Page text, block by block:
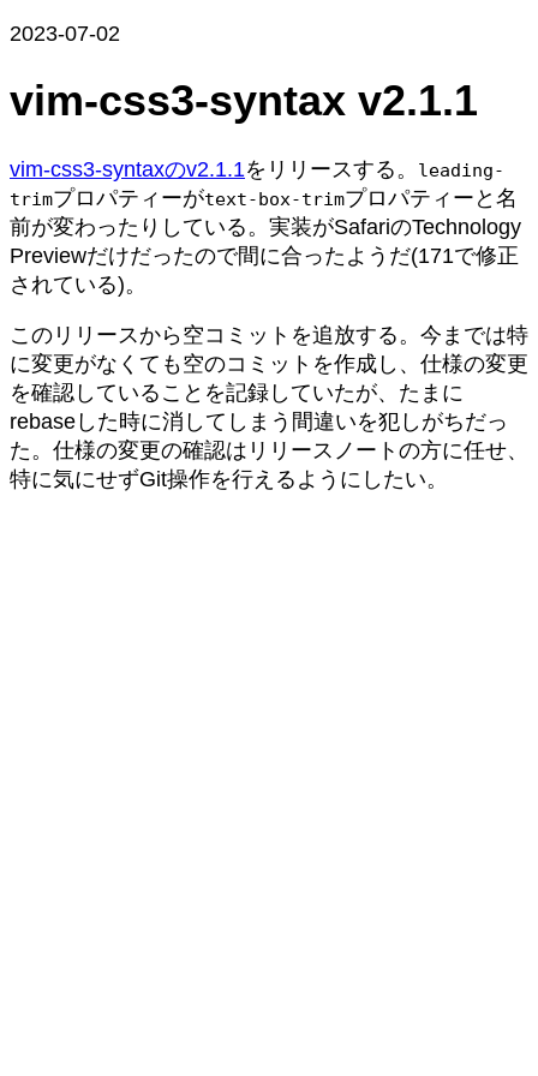
2023-07-02
vim-css3-syntax v2.1.1
vim-css3-syntaxのv2.1.1をリリースする。
leading-
trimプロパティーがtext-box-trimプロパティーと名
前が変わったりしている。実装がSafariのTechnology
Previewだけだったので間に合ったようだ(171で修正
されている)。
このリリースから空コミットを追放する。今までは特
に変更がなくても空のコミットを作成し、仕様の変更
を確認していることを記録していたが、たまに
rebaseした時に消してしまう間違いを犯しがちだっ
た。仕様の変更の確認はリリースノートの方に任せ、
特に気にせずGit操作を行えるようにしたい。